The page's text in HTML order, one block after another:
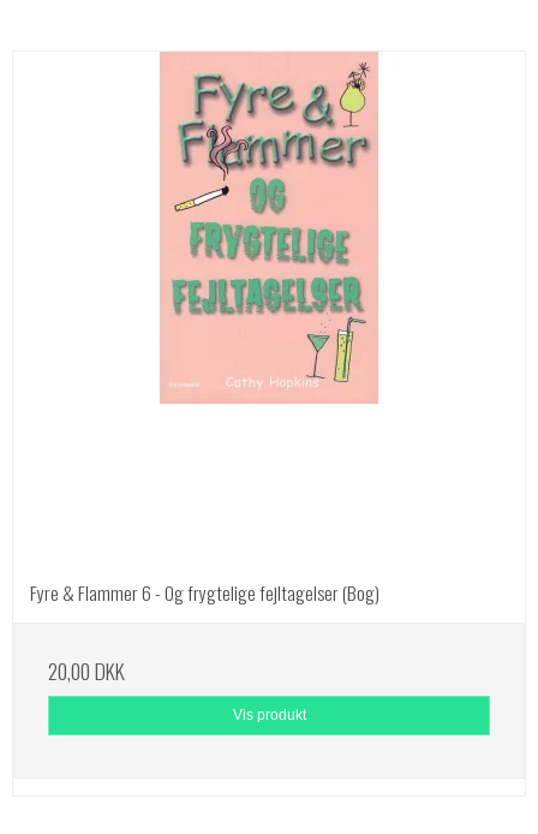
Fyre & Flammer 6 - Og frygtelige fejltagelser (Bog)
20,00 DKK
Vis produkt